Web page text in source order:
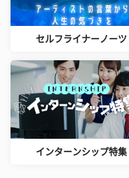
セルフライナーノーツ
インターンシップ特集